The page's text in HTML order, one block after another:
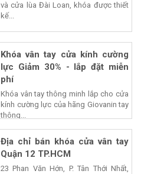
và cửa lùa Đài Loan, khóa được thiết
kế...
Khóa vân tay cửa kính cường
lực Giảm 30% - lắp đặt miễn
phí
Khóa vân tay thông minh lắp cho cửa
kính cường lực của hãng Giovanin tay
thông...
Địa chỉ bán khóa cửa vân tay
Quận 12 TP.HCM
23 Phan Văn Hớn, P. Tân Thới Nhất,